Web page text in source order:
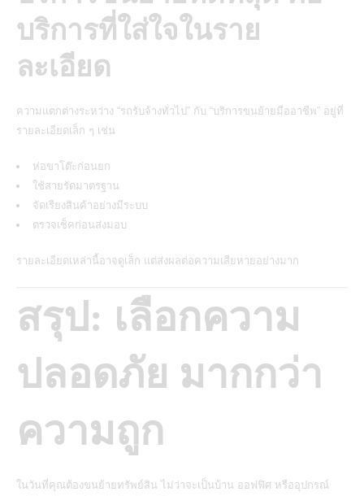
บริการที่ใส่ใจในราย
ละเอียด
ความแตกต่างระหว่าง “รถรับจ้างทั่วไป” กับ “บริการขนย้ายมืออาชีพ” อยู่ที่
รายละเอียดเล็ก ๆ เช่น
ห่อขาโต๊ะก่อนยก
ใช้สายรัดมาตรฐาน
จัดเรียงสินค้าอย่างมีระบบ
ตรวจเช็คก่อนส่งมอบ
รายละเอียดเหล่านี้อาจดูเล็ก แต่ส่งผลต่อความเสียหายอย่างมาก
สรุป: เลือกความ
ปลอดภัย มากกว่า
ความถูก
ในวันที่คุณต้องขนย้ายทรัพย์สิน ไม่ว่าจะเป็นบ้าน ออฟฟิศ หรืออุปกรณ์